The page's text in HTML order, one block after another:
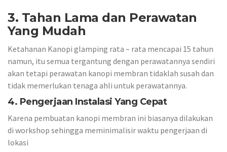
3. Tahan Lama dan Perawatan
Yang Mudah
Ketahanan Kanopi glamping rata – rata mencapai 15 tahun
namun, itu semua tergantung dengan perawatannya sendiri
akan tetapi perawatan kanopi membran tidaklah susah dan
tidak memerlukan tenaga ahli untuk perawatannya.
4. Pengerjaan Instalasi Yang Cepat
Karena pembuatan kanopi membran ini biasanya dilakukan
di workshop sehingga meminimalisir waktu pengerjaan di
lokasi